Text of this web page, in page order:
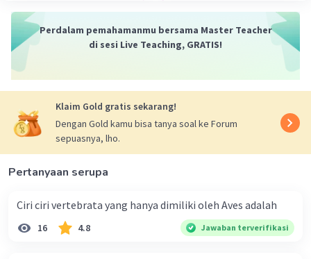
Perdalam pemahamanmu bersama Master Teacher
di sesi Live Teaching, GRATIS!
Klaim Gold gratis sekarang!
Dengan Gold kamu bisa tanya soal ke Forum
sepuasnya, lho.
Pertanyaan serupa
Ciri ciri vertebrata yang hanya dimiliki oleh Aves adalah
16 4.8 Jawaban terverifikasi